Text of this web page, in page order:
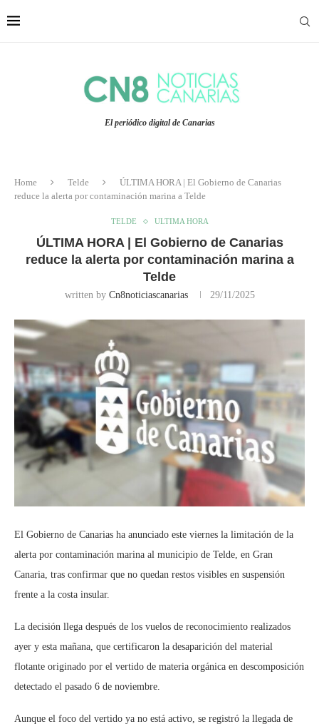
El periódico digital de Canarias
Home Telde
ÚLTIMA HORA | El Gobierno de Canarias
reduce la alerta por contaminación marina a Telde
TELDE ULTIMA HORA
ÚLTIMA HORA | El Gobierno de Canarias
reduce la alerta por contaminación marina a
Telde
written by Cn8noticiascanarias 29/11/2025
El Gobierno de Canarias ha anunciado este viernes la limitación de la
alerta por contaminación marina al municipio de Telde, en Gran
Canaria, tras confirmar que no quedan restos visibles en suspensión
frente a la costa insular.
La decisión llega después de los vuelos de reconocimiento realizados
ayer y esta mañana, que certificaron la desaparición del material
flotante originado por el vertido de materia orgánica en descomposición
detectado el pasado 6 de noviembre.
Aunque el foco del vertido ya no está activo, se registró la llegada de